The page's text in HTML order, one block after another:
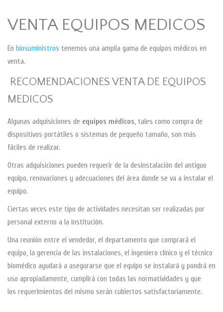
VENTA EQUIPOS MEDICOS
En biosuministros tenemos una amplia gama de equipos médicos en
venta.
RECOMENDACIONES VENTA DE EQUIPOS
MEDICOS
Algunas adquisiciones de equipos médicos, tales como compra de
dispositivos portátiles o sistemas de pequeño tamaño, son más
fáciles de realizar.
Otras adquisiciones pueden requerir de la desinstalación del antiguo
equipo, renovaciones y adecuaciones del área donde se va a instalar el
equipo.
Ciertas veces este tipo de actividades necesitan ser realizadas por
personal externo a la institución.
Una reunión entre el vendedor, el departamento que comprará el
equipo, la gerencia de las instalaciones, el ingeniero clínico y el técnico
biomédico ayudará a asegurarse que el equipo se instalará y pondrá en
uso apropiadamente, cumplirá con todas las normatividades y que
los requerimientos del mismo serán cubiertos satisfactoriamente.